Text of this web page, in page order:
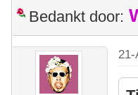
Bedankt door: